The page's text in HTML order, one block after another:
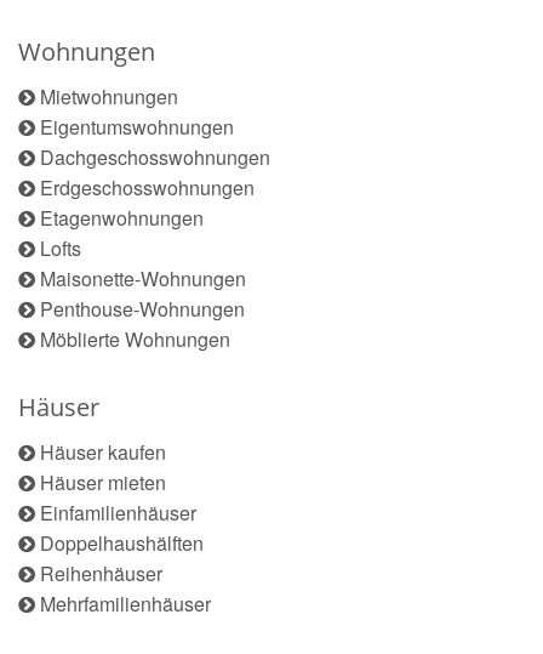
Wohnungen
Mietwohnungen
Eigentumswohnungen
Dachgeschosswohnungen
Erdgeschosswohnungen
Etagenwohnungen
Lofts
Maisonette-Wohnungen
Penthouse-Wohnungen
Möblierte Wohnungen
Häuser
Häuser kaufen
Häuser mieten
Einfamilienhäuser
Doppelhaushälften
Reihenhäuser
Mehrfamilienhäuser